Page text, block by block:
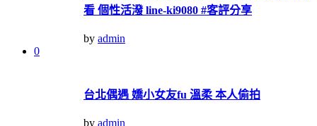
看 個性活潑 line-ki9080 #客評分享
by admin
0
台北偶遇 嬌小女友fu 溫柔 本人偷拍
by admin